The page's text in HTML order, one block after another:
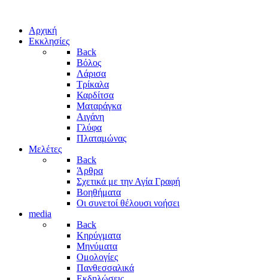
Αρχική
Εκκλησίες
Back
Βόλος
Λάρισα
Τρίκαλα
Καρδίτσα
Ματαράγκα
Αιγάνη
Γλύφα
Πλαταμώνας
Μελέτες
Back
Άρθρα
Σχετικά με την Αγία Γραφή
Βοηθήματα
Οι συνετοί θέλουσι νοήσει
media
Back
Κηρύγματα
Μηνύματα
Ομολογίες
Πανθεσσαλικά